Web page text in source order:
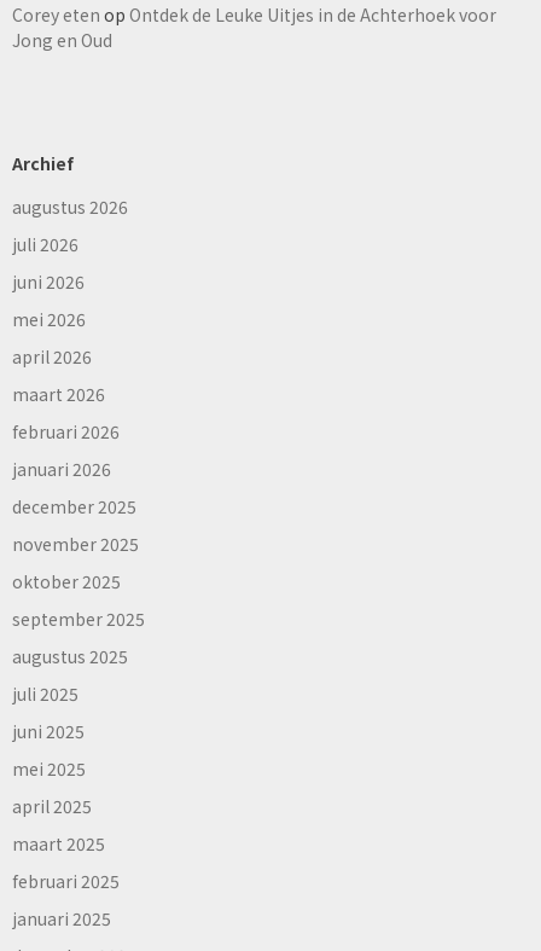
Corey eten op Ontdek de Leuke Uitjes in de Achterhoek voor
Jong en Oud
Archief
augustus 2026
juli 2026
juni 2026
mei 2026
april 2026
maart 2026
februari 2026
januari 2026
december 2025
november 2025
oktober 2025
september 2025
augustus 2025
juli 2025
juni 2025
mei 2025
april 2025
maart 2025
februari 2025
januari 2025